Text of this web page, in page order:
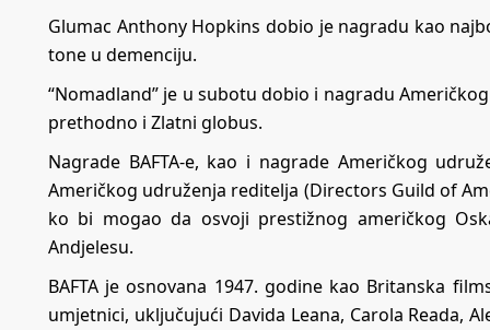
Glumac Anthony Hopkins dobio je nagradu kao
tone u demenciju.
“Nomadland” je u subotu dobio i nagradu
prethodno i Zlatni globus.
Nagrade BAFTA-e, kao i nagrade Američkog
Američkog udruženja reditelja (Directors Guild of
ko bi mogao da osvoji prestižnog američkog
Andjelesu.
BAFTA je osnovana 1947. godine kao Britanska
umjetnici, uključujući Davida Leana, Carola Reada,